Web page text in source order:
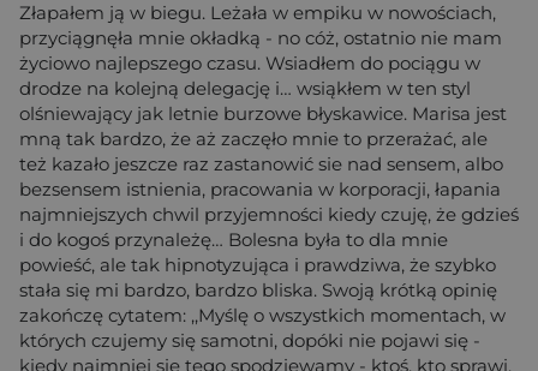
Złapałem ją w biegu. Leżała w empiku w nowościach,
przyciągnęła mnie okładką - no cóż, ostatnio nie mam
życiowo najlepszego czasu. Wsiadłem do pociągu w
drodze na kolejną delegację i… wsiąkłem w ten styl
olśniewający jak letnie burzowe błyskawice. Marisa jest
mną tak bardzo, że aż zaczęło mnie to przerażać, ale
też kazało jeszcze raz zastanowić sie nad sensem, albo
bezsensem istnienia, pracowania w korporacji, łapania
najmniejszych chwil przyjemności kiedy czuję, że gdzieś
i do kogoś przynależę… Bolesna była to dla mnie
powieść, ale tak hipnotyzująca i prawdziwa, że szybko
stała się mi bardzo, bardzo bliska. Swoją krótką opinię
zakończę cytatem: ,,Myślę o wszystkich momentach, w
których czujemy się samotni, dopóki nie pojawi się -
kiedy najmniej się tego spodziewamy - ktoś, kto sprawi,